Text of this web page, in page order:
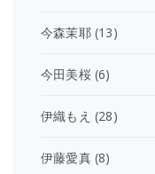
今森茉耶(13)
今田美桜(6)
伊織もえ (28)
伊藤愛真(8)